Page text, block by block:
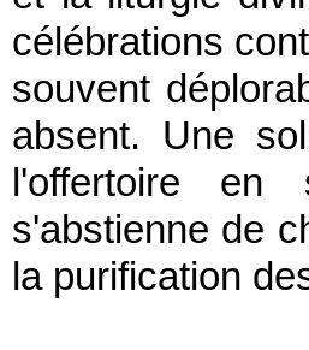
célébrations
souvent
absent. Une
l'offertoire en
s'abstienne de
la purification